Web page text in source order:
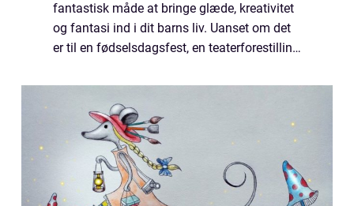
fantastisk måde at bringe glæde, kreativitet
og fantasi ind i dit barns liv. Uanset om det
er til en fødselsdagsfest, en teaterforestilling
ansigtsmaling forvandl...